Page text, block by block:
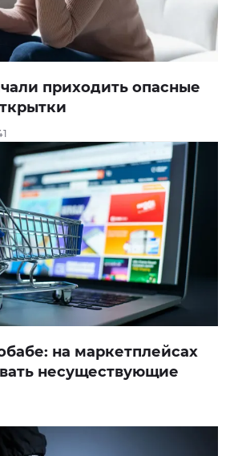
приходить опасные
на маркетплейсах
несуществующие